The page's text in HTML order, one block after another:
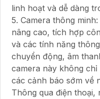
linh hoạt và dễ dàng
5. Camera thông
nâng cao, tích hợp
và các tính năng
chuyển động, âm
camera này không
các cảnh báo sớm về
Thông qua điện thoại,